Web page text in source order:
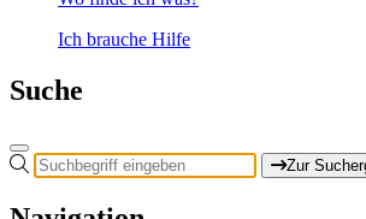
Ich brauche Hilfe
Suche
Zur